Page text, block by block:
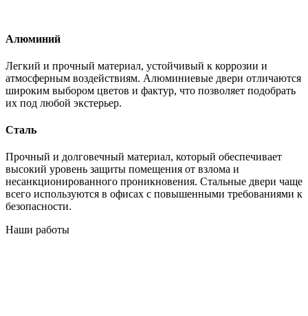
Алюминий
Легкий и прочный материал, устойчивый к коррозии и
атмосферным воздействиям. Алюминиевые двери отличаются
широким выбором цветов и фактур, что позволяет подобрать
их под любой экстерьер.
Сталь
Прочный и долговечный материал, который обеспечивает
высокий уровень защиты помещения от взлома и
несанкционированного проникновения. Стальные двери чаще
всего используются в офисах с повышенными требованиями к
безопасности.
Наши работы